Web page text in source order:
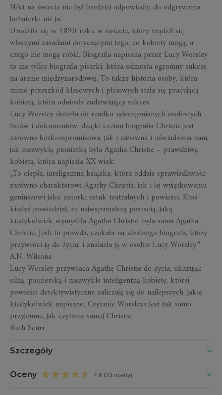
Nikt na świecie nie był bardziej odpowiedni do odgrywania
bohaterki niż ja.
Urodziła się w 1890 roku w świecie, który rządził się
własnymi zasadami dotyczącymi tego, co kobiety mogą, a
czego nie mogą robić. Biografia napisana przez Lucy Worsley
to nie tylko biografia pisarki, która odniosła ogromny sukces
na arenie międzynarodowej. To także historia osoby, która
mimo przeszkód klasowych i płciowych stała się pracującą
kobietą, która odniosła zadziwiający sukces.
Lucy Worsley dotarła do rzadko udostępnianych osobistych
listów i dokumentów, dzięki czemu biografia Christie jest
zarówno bezkompromisowa, jak i zabawna i uświadamia nam,
jak niezwykłą pionierką była Agatha Christie – prawdziwą
kobietą, która napisała XX wiek.
„To ciepła, inteligentna książka, która oddaje sprawiedliwość
zarówno charakterowi Agathy Christie, jak i jej wyjątkowemu
geniuszowi jako autorki sztuk teatralnych i powieści. Ktoś
kiedyś powiedział, że najwspanialszą postacią, jaką
kiedykolwiek wymyśliła Agatha Christie, była sama Agatha
Christie. Jeśli to prawda, czekała na idealnego biografa, który
przywróci ją do życia, i znalazła ją w osobie Lucy Worsley."
A.N. Wilsona
Lucy Worsley przywraca Agathę Christie do życia, ukazując
silną, pionierską i niezwykle inteligentną kobietę, której
powieści detektywistyczne zaliczają się do najlepszych, jakie
kiedykolwiek napisano. Czytanie Worsleya jest tak samo
przyjemne, jak czytanie samej Christie.
Ruth Scurr
Szczegóły
Oceny 4,6 (23 oceny)